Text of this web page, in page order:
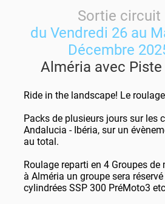
Sortie circuit
du Vendredi 26 au
Décembre
Alméria avec Piste
Ride in the landscape! Le
Packs de plusieurs jours sur les
Andalucia - Ibéria, sur un
au total.
Roulage reparti en 4 Groupes
à Alméria un groupe sera
cylindrées SSP 300 PréMoto3